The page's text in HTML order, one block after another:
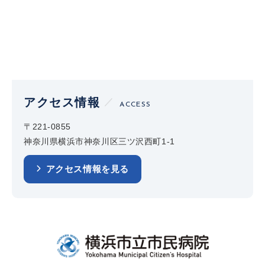
アクセス情報 ACCESS
〒221-0855
神奈川県横浜市神奈川区三ツ沢西町1-1
アクセス情報を見る